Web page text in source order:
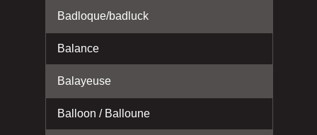
Badloque/badluck
Balance
Balayeuse
Balloon / Balloune